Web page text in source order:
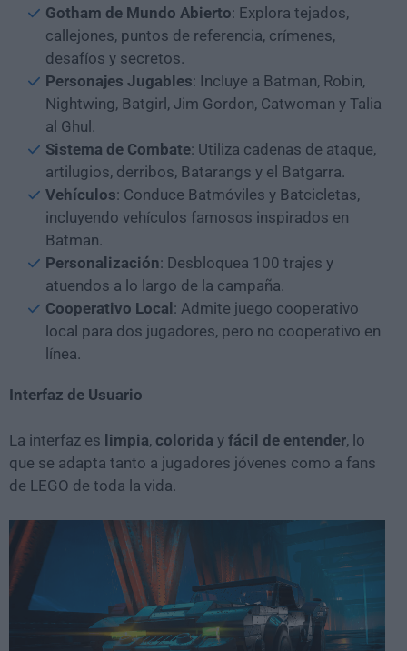
Gotham de Mundo Abierto: Explora tejados,
callejones, puntos de referencia, crímenes,
desafíos y secretos.
Personajes Jugables: Incluye a Batman, Robin,
Nightwing, Batgirl, Jim Gordon, Catwoman y Talia
al Ghul.
Sistema de Combate: Utiliza cadenas de ataque,
artilugios, derribos, Batarangs y el Batgarra.
Vehículos: Conduce Batmóviles y Batcicletas,
incluyendo vehículos famosos inspirados en
Batman.
Personalización: Desbloquea 100 trajes y
atuendos a lo largo de la campaña.
Cooperativo Local: Admite juego cooperativo
local para dos jugadores, pero no cooperativo en
línea.
Interfaz de Usuario
La interfaz es limpia, colorida y fácil de entender, lo
que se adapta tanto a jugadores jóvenes como a fans
de LEGO de toda la vida.